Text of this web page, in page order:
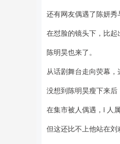
还有网友偶遇了陈妍秀
在怼脸的镜头下，比起
陈明昊也来了。
从话剧舞台走向荧幕，
没想到陈明昊瘦下来后
在集市被人偶遇，i 人
但这还比不上他站在刘